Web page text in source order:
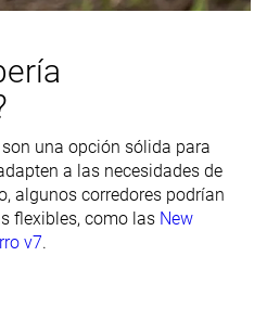
Decente
Media Media
Media Media
una opción sólida para
a las necesidades de
algunos corredores podrían
flexibles, como las New
v7.